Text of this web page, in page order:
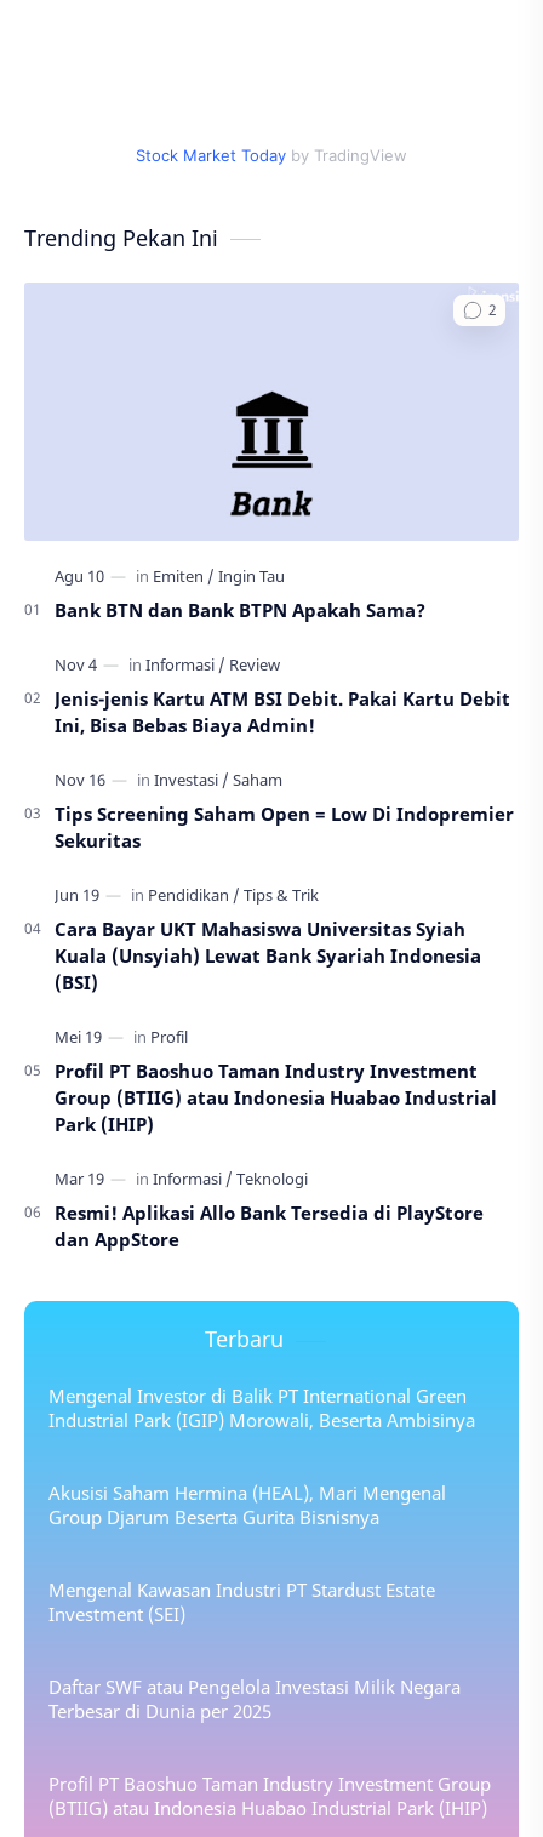
Stock Market Today by TradingView
Trending Pekan Ini
Bank BTN dan Bank BTPN Apakah Sama?
Jenis-jenis Kartu ATM BSI Debit. Pakai Kartu Debit
Ini, Bisa Bebas Biaya Admin!
Tips Screening Saham Open = Low Di Indopremier
Sekuritas
Cara Bayar UKT Mahasiswa Universitas Syiah
Kuala (Unsyiah) Lewat Bank Syariah Indonesia
(BSI)
Profil PT Baoshuo Taman Industry Investment
Group (BTIIG) atau Indonesia Huabao Industrial
Park (IHIP)
Resmi! Aplikasi Allo Bank Tersedia di PlayStore
dan AppStore
Terbaru
Mengenal Investor di Balik PT International Green
Industrial Park (IGIP) Morowali, Beserta Ambisinya
Akusisi Saham Hermina (HEAL), Mari Mengenal
Group Djarum Beserta Gurita Bisnisnya
Mengenal Kawasan Industri PT Stardust Estate
Investment (SEI)
Daftar SWF atau Pengelola Investasi Milik Negara
Terbesar di Dunia per 2025
Profil PT Baoshuo Taman Industry Investment Group
(BTIIG) atau Indonesia Huabao Industrial Park (IHIP)